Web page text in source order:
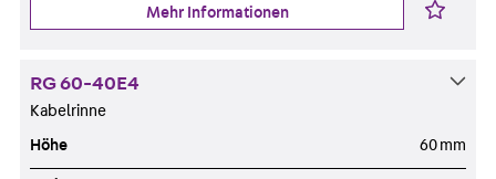
Mehr Informationen
RG 60-40E4
Kabelrinne
Höhe 60 mm